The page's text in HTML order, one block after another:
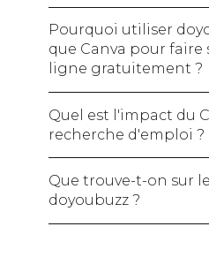
Une section sur vos
Une section sur vos
Je crée
Créer mon
Pourquoi utiliser
que Canva pour faire
ligne gratuitement ?
Quel est l'impact du
recherche d'emploi ?
Que trouve-t-on sur
doyoubuzz ?